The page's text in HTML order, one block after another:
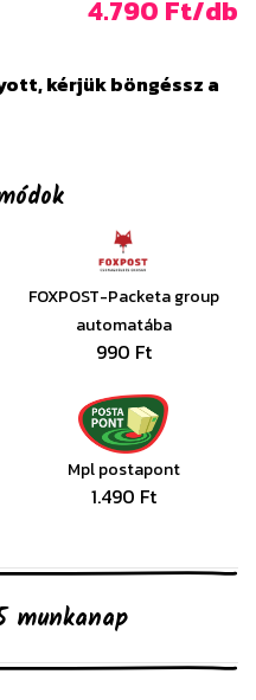
4.790 Ft/db
kérjük böngéssz a
FOXPOST-Packeta group
automatába
990 Ft
Mpl postapont
1.490 Ft